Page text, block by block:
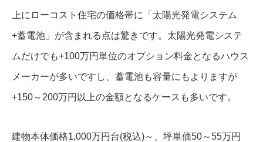
上にローコスト住宅の価格帯に「太陽光発電システム
+蓄電池」が含まれる点は驚きです。太陽光発電システ
ムだけでも+100万円単位のオプション料金となるハウス
メーカーが多いですし、蓄電池も容量にもよりますが
+150～200万円以上の金額となるケースも多いです。
建物本体価格1,000万円台(税込)～、坪単価50～55万円